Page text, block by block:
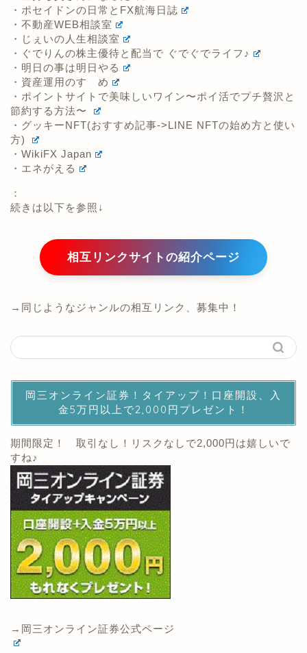
・ポセイドンの日常とFX航海日誌
・不動産WEB相談室
・じぇいの人生相談室
・ぐでりんの株主優待と配当で ぐでぐでライフ♪
・明日の事は明日やる
・資産運用のすゝめ
・ポイントサイトで美味しいワイン〜ポイ活でプチ贅沢と
節約する方法〜
・グッキーNFT(おすすめ記事->LINE NFTの始め方と使い
方)
・WikiFX Japan
・エネがえる
：
続きは以下を参照↓
相互リンクサイトの紹介ページ
→同じようなジャンルの相互リンク、募集中！
岡三オンライン証券！タイアップ！口座開設、入
金5万円以上で2,000円プレゼント！
期間限定！ 取引なし！リスクなしで2,000円は嬉しいで
すね♪
→岡三オンライン証券公式ページ